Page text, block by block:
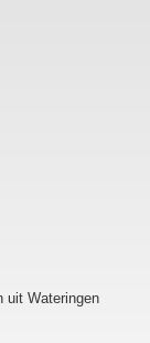
uit Wateringen